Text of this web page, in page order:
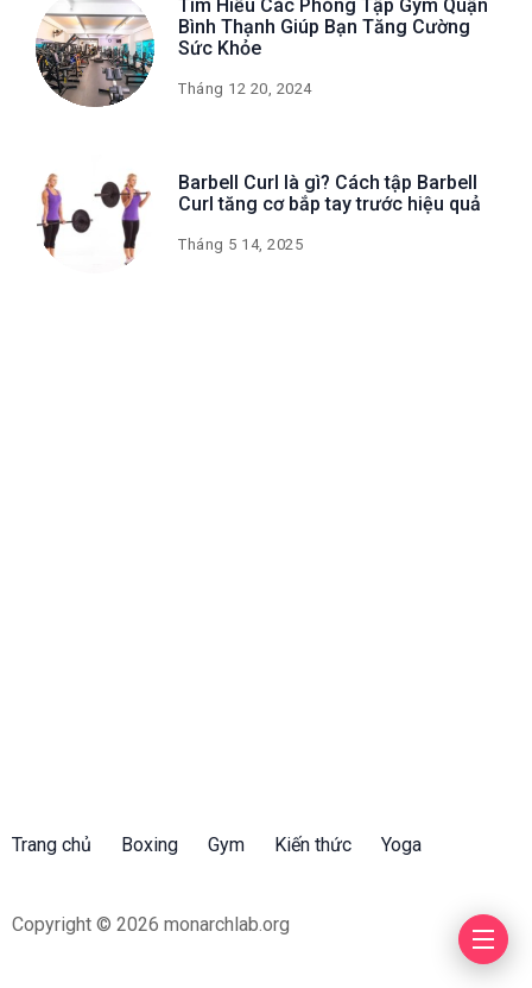
Tìm Hiểu Các Phòng Tập Gym Quận
Bình Thạnh Giúp Bạn Tăng Cường
Sức Khỏe
Tháng 12 20, 2024
Barbell Curl là gì? Cách tập Barbell
Curl tăng cơ bắp tay trước hiệu quả
Tháng 5 14, 2025
Trang chủ Boxing Gym Kiến thức Yoga
Copyright © 2026 monarchlab.org